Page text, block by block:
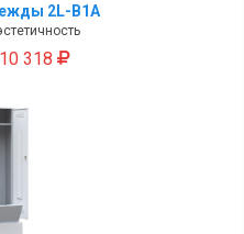
2L-B1A
10 318